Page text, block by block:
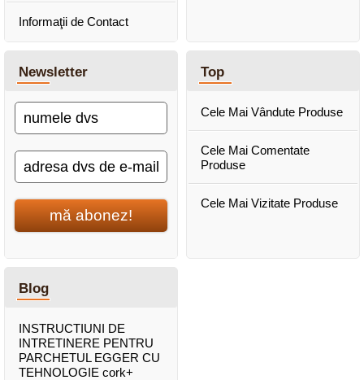
Informaţii de Contact
Newsletter
mă abonez!
Top
Cele Mai Vândute Produse
Cele Mai Comentate
Produse
Cele Mai Vizitate Produse
Blog
INSTRUCTIUNI DE
INTRETINERE PENTRU
PARCHETUL EGGER CU
TEHNOLOGIE cork+